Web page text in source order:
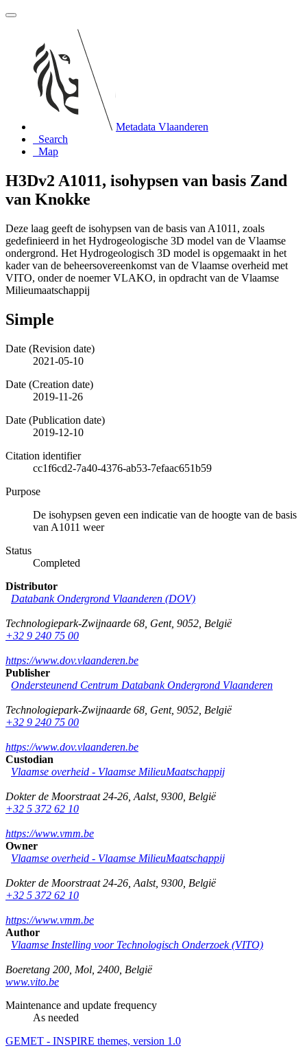
Metadata Vlaanderen
Search
Map
H3Dv2 A1011, isohypsen van basis Zand
van Knokke
Deze laag geeft de isohypsen van de basis van A1011, zoals
gedefinieerd in het Hydrogeologische 3D model van de Vlaamse
ondergrond. Het Hydrogeologisch 3D model is opgemaakt in het
kader van de beheersovereenkomst van de Vlaamse overheid met
VITO, onder de noemer VLAKO, in opdracht van de Vlaamse
Milieumaatschappij
Simple
Date (Revision date)
2021-05-10
Date (Creation date)
2019-11-26
Date (Publication date)
2019-12-10
Citation identifier
cc1f6cd2-7a40-4376-ab53-7efaac651b59
Purpose
De isohypsen geven een indicatie van de hoogte van de basis
van A1011 weer
Status
Completed
Distributor
Databank Ondergrond Vlaanderen (DOV)
Technologiepark-Zwijnaarde 68 Gent, 9052 België
+32 9 240 75 00
https://www.dov.vlaanderen.be
Publisher
Ondersteunend Centrum Databank Ondergrond Vlaanderen
Technologiepark-Zwijnaarde 68 Gent, 9052 België
+32 9 240 75 00
https://www.dov.vlaanderen.be
Custodian
Vlaamse overheid - Vlaamse MilieuMaatschappij
Dokter de Moorstraat 24-26 Aalst, 9300 België
+32 5 372 62 10
https://www.vmm.be
Owner
Vlaamse overheid - Vlaamse MilieuMaatschappij
Dokter de Moorstraat 24-26 Aalst, 9300 België
+32 5 372 62 10
https://www.vmm.be
Author
Vlaamse Instelling voor Technologisch Onderzoek (VITO)
Boeretang 200 Mol 2400 België
www.vito.be
Maintenance and update frequency
As needed
GEMET - INSPIRE themes, version 1.0